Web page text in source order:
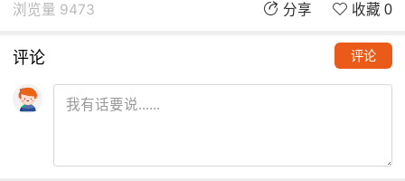
浏览量 9473 分享 收藏 0
评论 评论